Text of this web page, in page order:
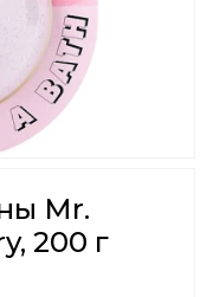
Mr.
200 г